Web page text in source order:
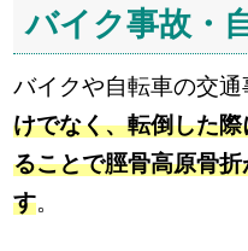
バイク事故・
バイクや自転車の交
けでなく、転倒した
ることで脛骨高原骨
す。